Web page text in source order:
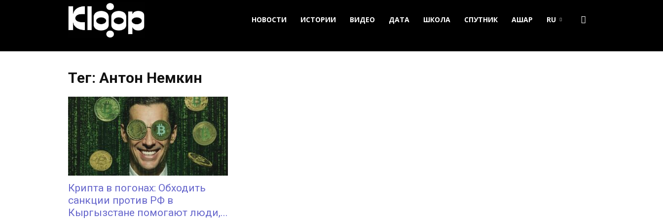
Новости
Кыргызстана
НОВОСТИ ИСТОРИИ ВИДЕО ДАТА ШКОЛА СПУТНИК АШАР RU
Тег: Антон Немкин
Крипта в погонах: Обходить
санкции против РФ в
Кыргызстане помогают люди,...